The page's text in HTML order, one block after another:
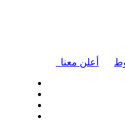
أعلن معنا